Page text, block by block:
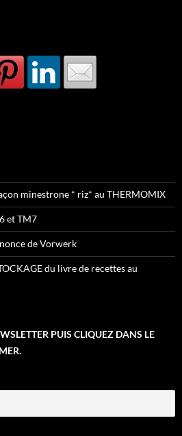
minestrone * riz* au THERMOMIX
et TM7
de Vorwerk
du livre de recettes au
PUIS CLIQUEZ DANS LE